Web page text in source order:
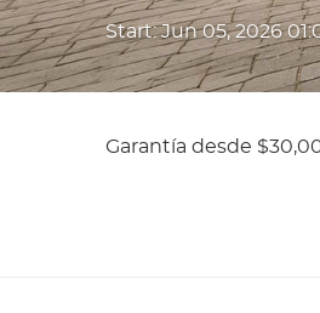
Start: Jun 05, 2026
Garantía desde